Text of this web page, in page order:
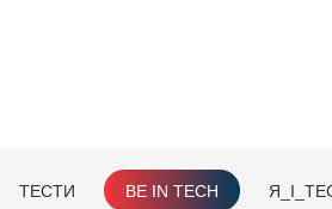
ТЕСТИ BE IN TECH